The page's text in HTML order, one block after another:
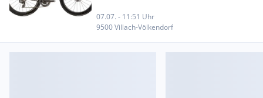
07.07. - 11:51 Uhr
9500 Villach-Völkendorf